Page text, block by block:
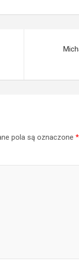
pola są oznaczone *